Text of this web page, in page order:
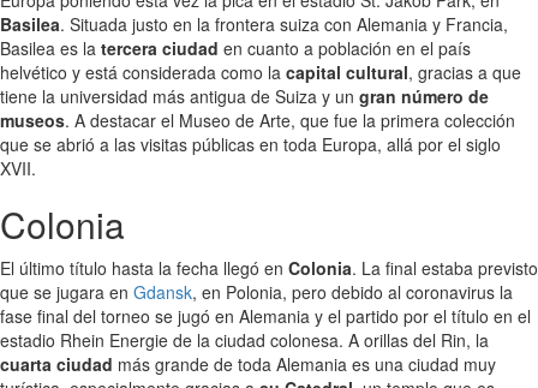
Basilea. Situada justo en la frontera suiza con Alemania y Francia,
Basilea es la tercera ciudad en cuanto a población en el país
helvético y está considerada como la capital cultural, gracias a que
tiene la universidad más antigua de Suiza y un gran número de
museos. A destacar el Museo de Arte, que fue la primera colección
que se abrió a las visitas públicas en toda Europa, allá por el siglo
XVII.
Colonia
El último título hasta la fecha llegó en Colonia. La final estaba previsto
que se jugara en Gdansk, en Polonia, pero debido al coronavirus la
fase final del torneo se jugó en Alemania y el partido por el título en el
estadio Rhein Energie de la ciudad colonesa. A orillas del Rin, la
cuarta ciudad más grande de toda Alemania es una ciudad muy